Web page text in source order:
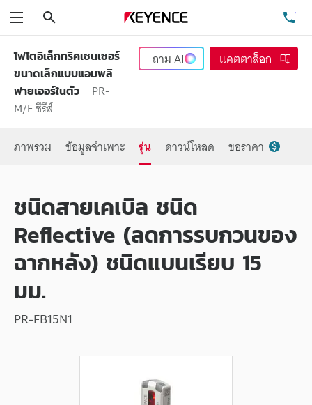
โฟโตอิเล็กทริคเซนเซอร์
ขนาดเล็กแบบแอมพลิ
ฟายเออร์ในตัว
PR-
M/F ซีรีส์
ถามAI แคตตาล็อก
ภาพรวม ข้อมูลจำเพาะ รุ่น ดาวน์โหลด ขอราคา
ชนิดสายเคเบิล ชนิด
Reflective (ลดการรบกวนของ
ฉากหลัง) ชนิดแบนเรียบ 15
มม.
PR-FB15N1